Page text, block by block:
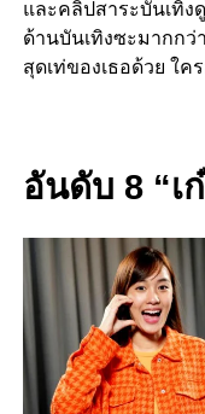
และคลิปสาระบันเทิ
ด้านบันเทิงซะมากกว่
สุดเท่ของเธอด้วย ใค
อันดับ 8 “เ